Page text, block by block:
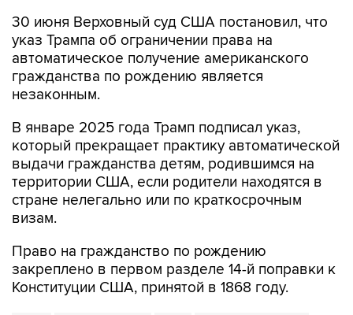
30 июня Верховный суд США постановил, что
указ Трампа об ограничении права на
автоматическое получение американского
гражданства по рождению является
незаконным.
В январе 2025 года Трамп подписал указ,
который прекращает практику автоматической
выдачи гражданства детям, родившимся на
территории США, если родители находятся в
стране нелегально или по краткосрочным
визам.
Право на гражданство по рождению
закреплено в первом разделе 14-й поправки к
Конституции США, принятой в 1868 году.